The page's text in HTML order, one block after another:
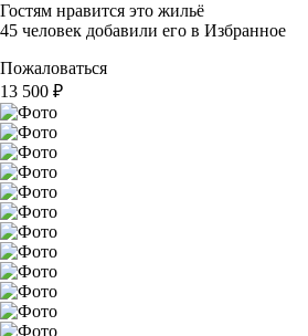
Гостям нравится это жильё
45 человек добавили его в Избранное
Пожаловаться
13 500 ₽